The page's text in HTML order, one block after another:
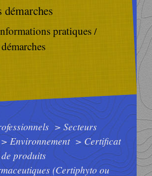
démarches
pratiques/
> Secteurs
Environnement> Certificat
produits
(Certiphyto ou